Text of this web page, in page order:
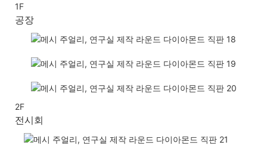
1F
공장
2F
전시회